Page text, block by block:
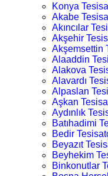
Konya
Akabe
Akıncılar
Akşehir
Akşemsettin
Alaaddin
Alakova
Alavardı
Alpaslan
Aşkan
Aydınlık
Batıhadimi
Bedir
Beyazıt
Beyhekim
Binkonutlar